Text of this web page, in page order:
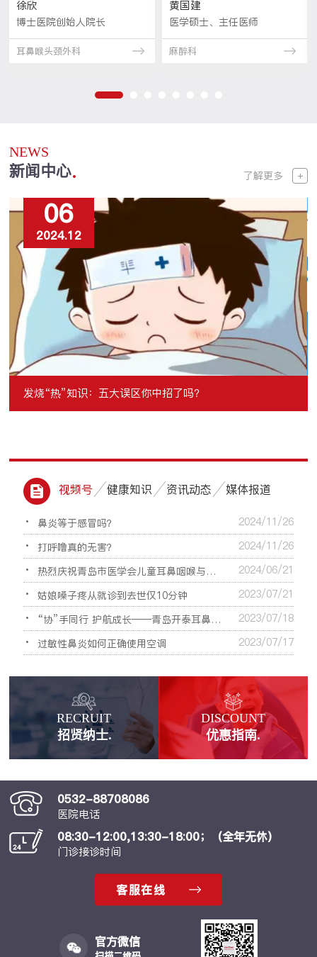
师 医学教授、博士生导师、主...
耳鼻喉头颈外科
立即预约
医学教授、主任
耳鼻喉头颈外科
NEWS
新闻中心 了解更多
30
医院门诊工作时间调整通知
视频号 健康知识 资讯动态 媒体报道
鼻炎等于感冒吗？
2024/11/26
打呼噜真的无害？
2024/11/26
热烈庆祝青岛市医学会儿童耳鼻咽喉与颜
面管理多学科联合委员会成立大会暨学术交流
会顺利召开
2024/06/21
姑娘嗓子疼从就诊到去世仅10分钟
2023/07/21
“协”手同行 护航成长——青岛开泰耳鼻喉
医院受邀参加崂山区困境儿童关爱行动
2023/07/18
过敏性鼻炎如何正确使用空调
2023/07/17
RECRUIT
招贤纳士.
DISCOUNT
优惠指南.
0532-88708086
医院电话
08:30-12:00,13:30-18:00；（全年无休）
门诊接诊时间
客服在线
官方微信